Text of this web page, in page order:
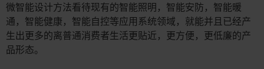
微智能设计方法看待现有的智能照明，智能安防，智能暖
通，智能健康，智能自控等应用系统领域，就能并且已经产
生出更多的离普通消费者生活更贴近，更方便，更低廉的产
品形态。